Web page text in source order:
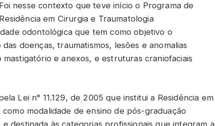
Foi nesse contexto que teve início o Programa de
Residência em Cirurgia e Traumatologia
odontológica que tem como objetivo o
doenças, traumatismos, lesões e anomalias
e anexos, e estruturas craniofaciais
Lei n° 11.129, de 2005 que institui a Residência em
modalidade de ensino de pós-graduação
destinada às categorias profissionais que integram a